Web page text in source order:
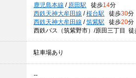
鹿児島本線 / 原田駅 徒歩14分
西鉄天神大牟田線 / 桜台駅 徒歩30分
西鉄天神大牟田線 / 筑紫駅 徒歩20分
西鉄バス（筑紫野市）/原田三丁目 徒
駐車場あり
--